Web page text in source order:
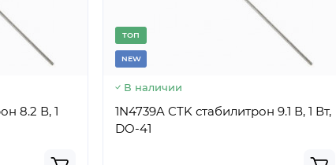
8.2 В, 1
TОП
NEW
В наличии
1N4739A CTK стабилитрон 9.1 В, 1 Вт,
DO-41